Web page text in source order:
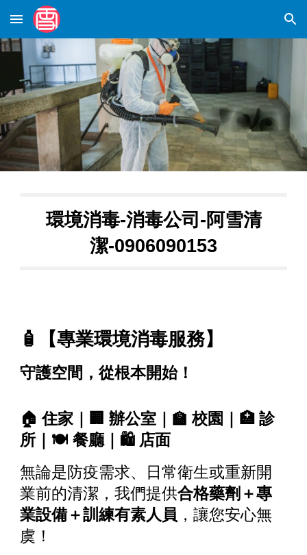
Skip to main content Skip to navigation
環境消毒-消毒公司-阿雪清
潔-0906090153
🧴【專業環境消毒服務】
守護空間，從根本開始！
🏠 住家｜🏢 辦公室｜🏫 校園｜🏥 診
所｜🍽 餐廳｜🛍 店面
無論是防疫需求、日常衛生或重新開
業前的清潔，我們提供合格藥劑＋專
業設備＋訓練有素人員 ，讓您安心無
虞！